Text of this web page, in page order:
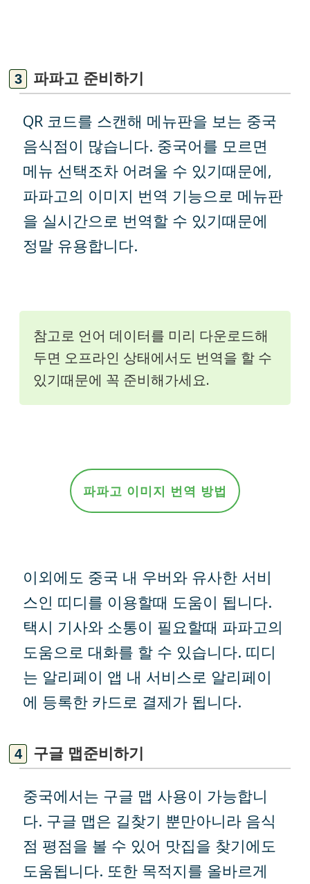
파파고 준비하기
QR 코드를 스캔해 메뉴판을 보는 중국
음식점이 많습니다. 중국어를 모르면
메뉴 선택조차 어려울 수 있기때문에,
파파고의 이미지 번역 기능으로 메뉴판
을 실시간으로 번역할 수 있기때문에
정말 유용합니다.
참고로 언어 데이터를 미리 다운로드해
두면 오프라인 상태에서도 번역을 할 수
있기때문에 꼭 준비해가세요.
파파고 이미지 번역 방법
이외에도 중국 내 우버와 유사한 서비
스인 띠디를 이용할때 도움이 됩니다.
택시 기사와 소통이 필요할때 파파고의
도움으로 대화를 할 수 있습니다. 띠디
는 알리페이 앱 내 서비스로 알리페이
에 등록한 카드로 결제가 됩니다.
구글 맵준비하기
중국에서는 구글 맵 사용이 가능합니
다. 구글 맵은 길찾기 뿐만아니라 음식
점 평점을 볼 수 있어 맛집을 찾기에도
도움됩니다. 또한 목적지를 올바르게